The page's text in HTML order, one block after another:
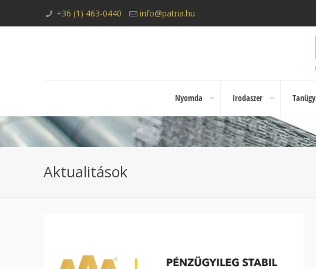
+36 (1) 463-0440 info@patria.hu
Nyomda Irodaszer Tanügy
Aktualitások